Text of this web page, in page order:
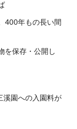
400年もの長い間
を保存・公開し
溪園への入園料が